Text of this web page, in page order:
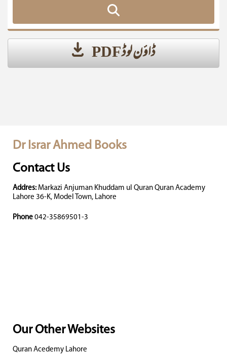
ڈاؤن لوڈ PDF
Dr Israr Ahmed Books
Contact Us
Addres: Markazi Anjuman Khuddam ul Quran Quran Academy
Lahore 36-K, Model Town, Lahore
Phone 042-35869501-3
Our Other Websites
Quran Acedemy Lahore